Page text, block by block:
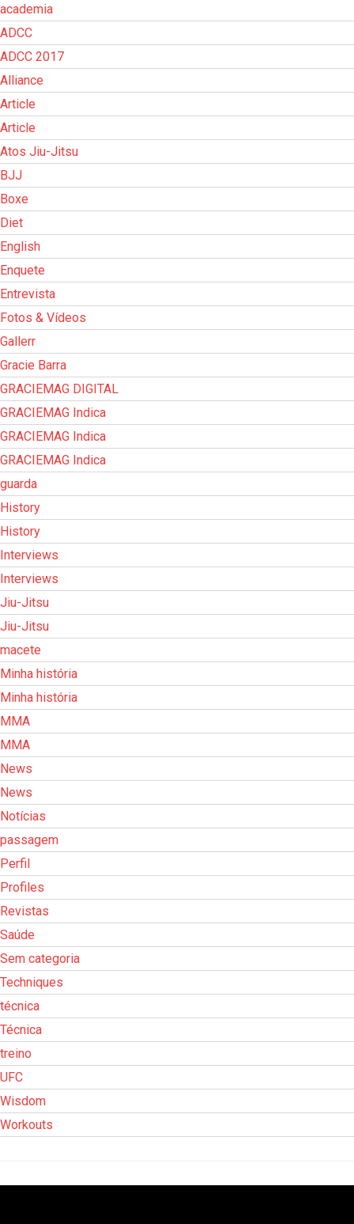
academia
ADCC
ADCC 2017
Alliance
Article
Article
Atos Jiu-Jitsu
BJJ
Boxe
Diet
English
Enquete
Entrevista
Fotos & Vídeos
Gallerr
Gracie Barra
GRACIEMAG DIGITAL
GRACIEMAG Indica
GRACIEMAG Indica
GRACIEMAG Indica
guarda
History
History
Interviews
Interviews
Jiu-Jitsu
Jiu-Jitsu
macete
Minha história
Minha história
MMA
MMA
News
News
Notícias
passagem
Perfil
Profiles
Revistas
Saúde
Sem categoria
Techniques
técnica
Técnica
treino
UFC
Wisdom
Workouts